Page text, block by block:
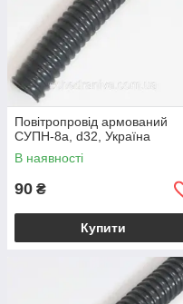
Повітропровід армований
СУПН-8а, d32, Україна
В наявності
90 ₴
Купити